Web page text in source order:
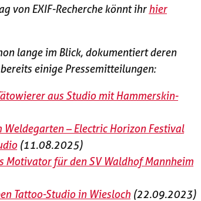
von EXIF-Recherche könnt ihrhier
lange im Blick, dokumentiert deren
einige Pressemitteilungen:
aus Studio mit Hammerskin-
– Electric Horizon Festival
(11.08.2025)
Motivator für den SV Waldhof Mannheim
Tattoo-Studio in Wiesloch (22.09.2023)